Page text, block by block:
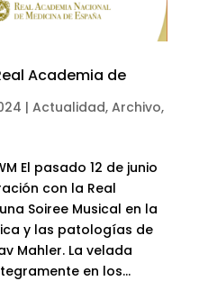
Academia de
| Actualidad, Archivo,
El pasado 12 de junio
con la Real
Soiree Musical en la
y las patologías de
Mahler. La velada
en los...